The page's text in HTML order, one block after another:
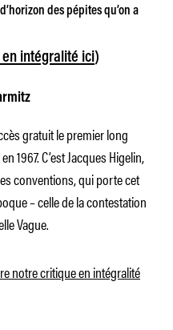
des pépites qu’on a
intégralité ici)
gratuit le premier long
1967. C’est Jacques Higelin,
conventions, qui porte cet
– celle de la contestation
Vague.
notre critique en intégralité